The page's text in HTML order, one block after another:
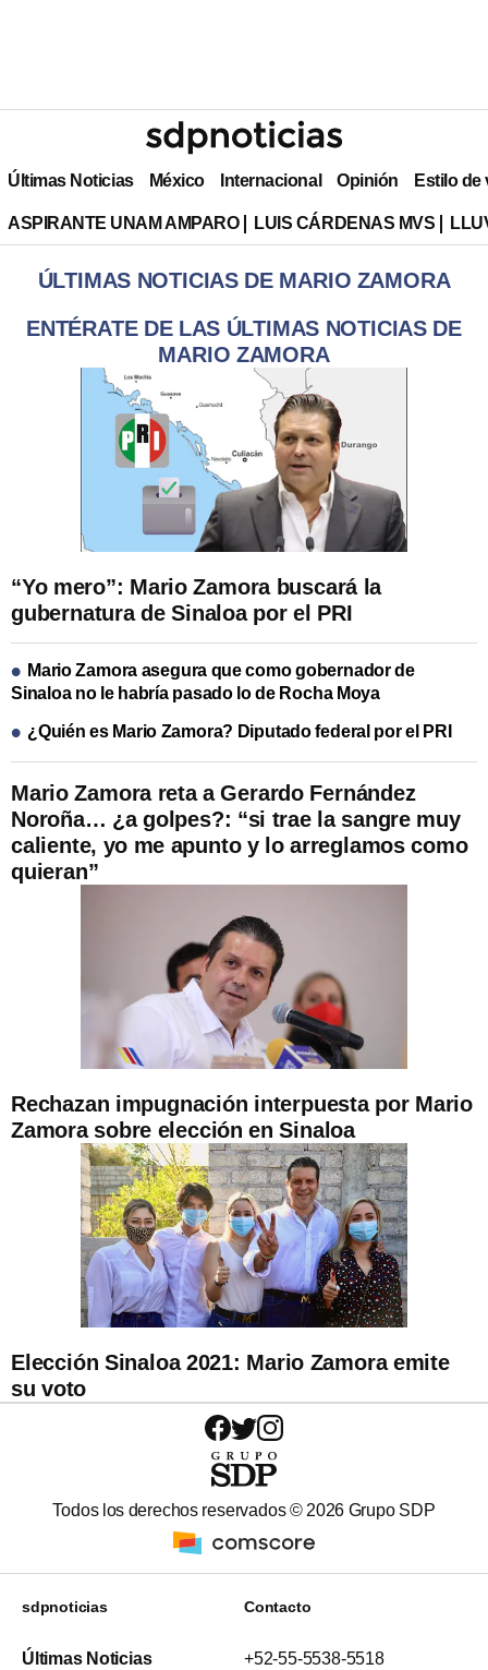
Últimas Noticias México Internacional Opinión Estilo de
ASPIRANTE UNAM AMPARO LUIS CÁRDENAS MVS
ÚLTIMAS NOTICIAS DE MARIO ZAMORA
ENTÉRATE DE LAS ÚLTIMAS NOTICIAS DE
MARIO ZAMORA
Mario Zamora reta a Gerardo Fernández
Noroña… ¿a golpes?: “si trae la sangre muy
caliente, yo me apunto y lo arreglamos como
quieran”
Rechazan impugnación interpuesta por Mario
Zamora sobre elección en Sinaloa
“Yo mero”: Mario Zamora buscará la
gubernatura de Sinaloa por el PRI
Mario Zamora asegura que como gobernador de
Sinaloa no le habría pasado lo de Rocha Moya
¿Quién es Mario Zamora? Diputado federal por el PRI
Elección Sinaloa 2021: Mario Zamora emite
su voto
Todos los derechos reservados ©2026 Grupo SDP
sdpnoticias
Últimas Noticias
Contacto
+52-55-5538-5518